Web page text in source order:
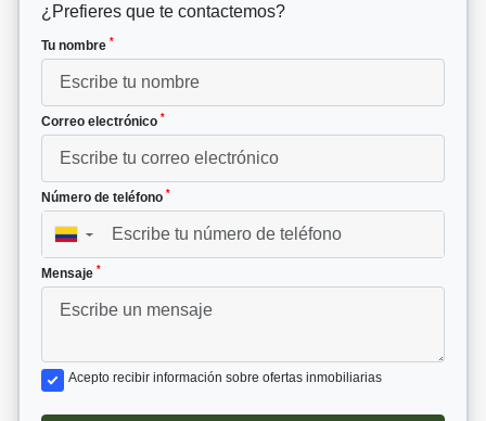
¿Prefieres que te contactemos?
Tu nombre *
Correo electrónico *
Número de teléfono *
▼
Mensaje *
Acepto recibir información sobre ofertas inmobiliarias